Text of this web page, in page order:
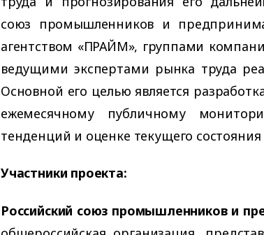
союз промышленников и
агентством «ПРАЙМ», группами
ведущими экспертами рынка труда
Основной его целью является
ежемесячному публичному
тенденций и оценке текущего
Участники проекта:
Российский союз промышленников и